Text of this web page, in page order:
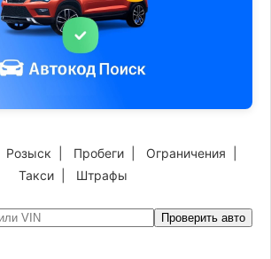
Розыск Пробеги Ограничения
Такси| Штрафы
Проверить авто